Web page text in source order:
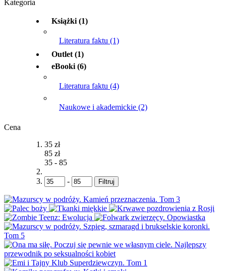
Kategoria
Książki (1)
Literatura faktu (1)
Outlet (1)
eBooki (6)
Literatura faktu (4)
Naukowe i akademickie (2)
Cena
35 zł
85 zł
35 - 85
- Filtruj